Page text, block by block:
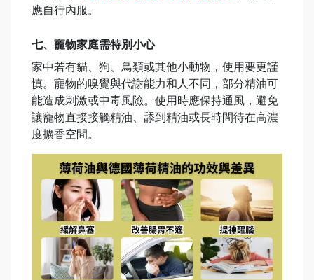
應自行內服。
七、寵物家庭需特別小心
家中若有貓、狗、鳥類或其他小動物，使用要更謹
慎。寵物的嗅覺與代謝能力和人不同，部分精油可
能造成刺激或中毒風險。使用時應保持通風，避免
讓寵物直接接觸精油、舔到精油或長時間待在高濃
度擴香空間。